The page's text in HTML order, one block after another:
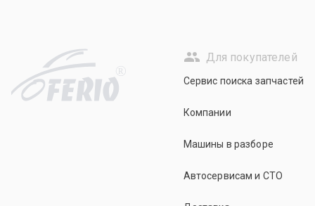
R
Для покупателей
Сервис поиска запчастей
Компании
Машины в разборе
Автосервисам и СТО